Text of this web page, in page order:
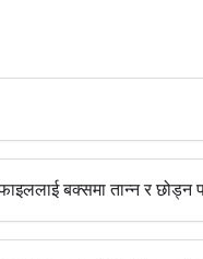
बक्समा तान्न र छोड्न